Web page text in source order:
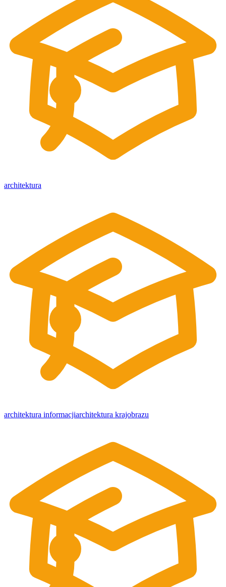
architektura
architektura informacjiarchitektura krajobrazu